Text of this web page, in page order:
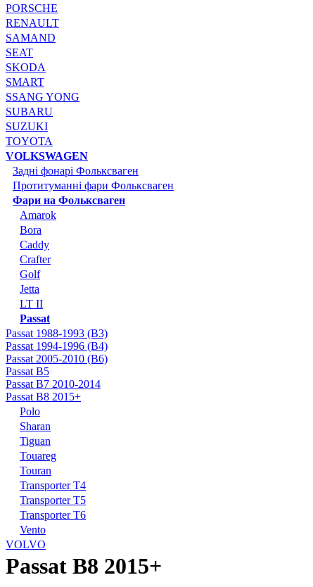
PORSCHE
RENAULT
SAMAND
SEAT
SKODA
SMART
SSANG YONG
SUBARU
SUZUKI
TOYOTA
VOLKSWAGEN
Задні фонарі Фольксваген
Протитуманні фари Фольксваген
Фари на Фольксваген
Amarok
Bora
Caddy
Crafter
Golf
Jetta
LT II
Passat
Passat 1988-1993 (B3)
Passat 1994-1996 (B4)
Passat 2005-2010 (B6)
Passat B5
Passat B7 2010-2014
Passat B8 2015+
Polo
Sharan
Tiguan
Touareg
Touran
Transporter T4
Transporter T5
Transporter T6
Vento
VOLVO
Passat B8 2015+